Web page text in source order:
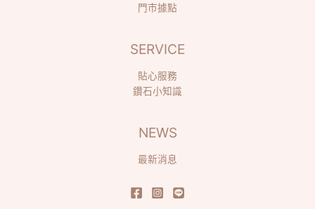
門市據點
SERVICE
貼心服務
鑽石小知識
NEWS
最新消息